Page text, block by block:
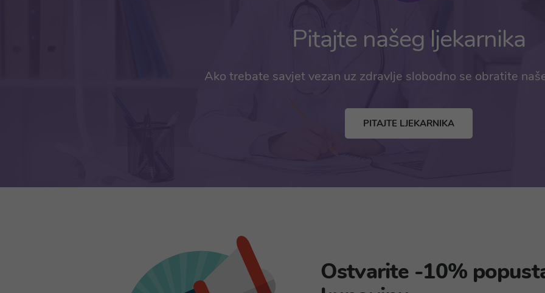
Pitajte našeg ljekarnika
Ako trebate savjet vezan uz zdravlje slobodno se obratite
PITAJTE LJEKARNIKA
Ostvarite -10%